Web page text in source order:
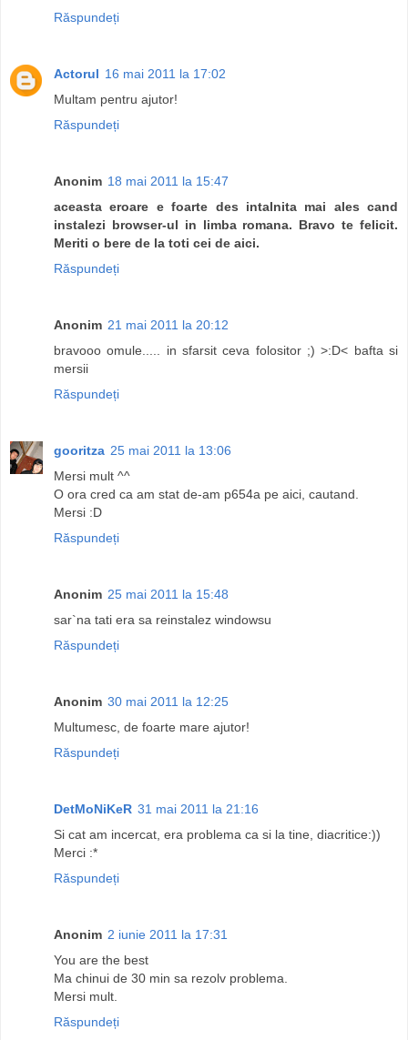
Răspundeți
Actorul 16 mai 2011 la 17:02
Multam pentru ajutor!
Răspundeți
Anonim 18 mai 2011 la 15:47
aceasta eroare e foarte des intalnita mai ales cand
instalezi browser-ul in limba romana. Bravo te felicit.
Meriti o bere de la toti cei de aici.
Răspundeți
Anonim 21 mai 2011 la 20:12
bravooo omule..... in sfarsit ceva folositor ;) >:D< bafta si
mersii
Răspundeți
gooritza 25 mai 2011 la 13:06
Mersi mult ^^
O ora cred ca am stat de-am p654a pe aici, cautand.
Mersi :D
Răspundeți
Anonim 25 mai 2011 la 15:48
sar`na tati era sa reinstalez windowsu
Răspundeți
Anonim 30 mai 2011 la 12:25
Multumesc, de foarte mare ajutor!
Răspundeți
DetMoNiKeR 31 mai 2011 la 21:16
Si cat am incercat, era problema ca si la tine, diacritice:))
Merci :*
Răspundeți
Anonim 2 iunie 2011 la 17:31
You are the best
Ma chinui de 30 min sa rezolv problema.
Mersi mult.
Răspundeți